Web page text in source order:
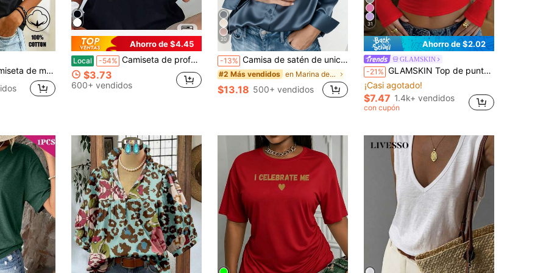
de un solo hombro blanca para mujer
Ahorro de $4.45
Local -54% Camiseta de profesora para mujer - Top negro de cuello redondo, suave y transpirable con estampado de lápiz amarillo
$3.73
600+ vendidos
20
-13% Camisa de satén de unicolor para mujer, cuello de solapa con botones delanteros, top casual de negocios, elegante para ir al trabajo y uso diario, adecuado para todas las estaciones, verano
#2 Más vendidos en Marina de guerra Blusas y camisas azules
$13.18 500+ vendidos
31
Ahorro de $2.02
GLAMSKIN
-21% GLAMSKIN Top de punto ajustado sexy de manga larga a rayas para mujer, camiseta básica de cuello cuadrado de unicolor, adecuada para salidas de otoño, uso diario casual de calle, temporada de vuelta a la escuela
¡Casi agotado!
$7.47 1.4k+ vendidos
con cupón